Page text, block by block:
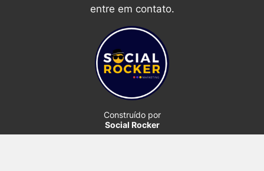
entre em contato.
Construído por
Social Rocker